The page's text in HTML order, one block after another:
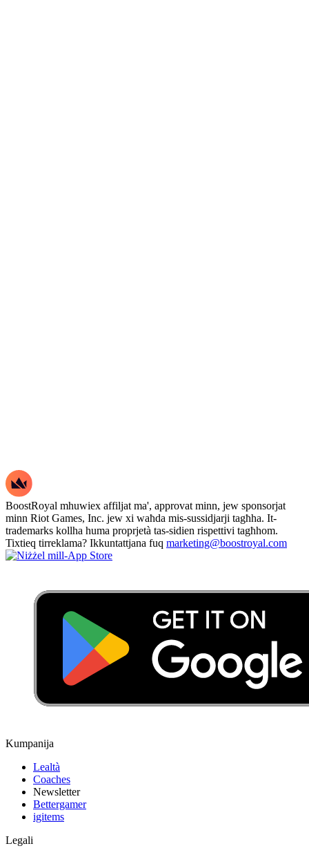
BoostRoyal mhuwiex affiljat ma', approvat minn, jew sponsorjat
minn Riot Games, Inc. jew xi waħda mis-sussidjarji tagħha. It-
trademarks kollha huma proprjetà tas-sidien rispettivi tagħhom.
Tixtieq tirreklama? Ikkuntattjana fuq marketing@boostroyal.com
Kumpanija
Lealtà
Coaches
Newsletter
Bettergamer
igitems
Legali